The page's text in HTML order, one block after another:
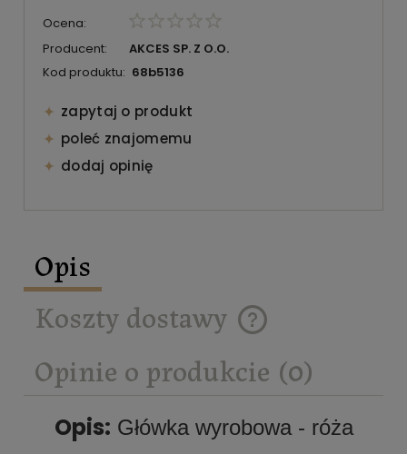
Ocena:
Producent:
AKCES SP. Z O.O.
Kod produktu: 68b5136
zapytaj o produkt
poleć znajomemu
dodaj opinię
Opis
Koszty dostawy
Cena nie zawiera ewentualnych
Opinie o produkcie (0)
Opis: Główka wyrobowa - róża